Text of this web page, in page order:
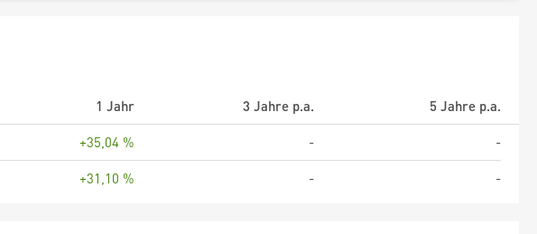
1 Jahr 3 Jahre p.a.
5 Jahre p.a.
+35,04 % -
-
+31,10 % - -